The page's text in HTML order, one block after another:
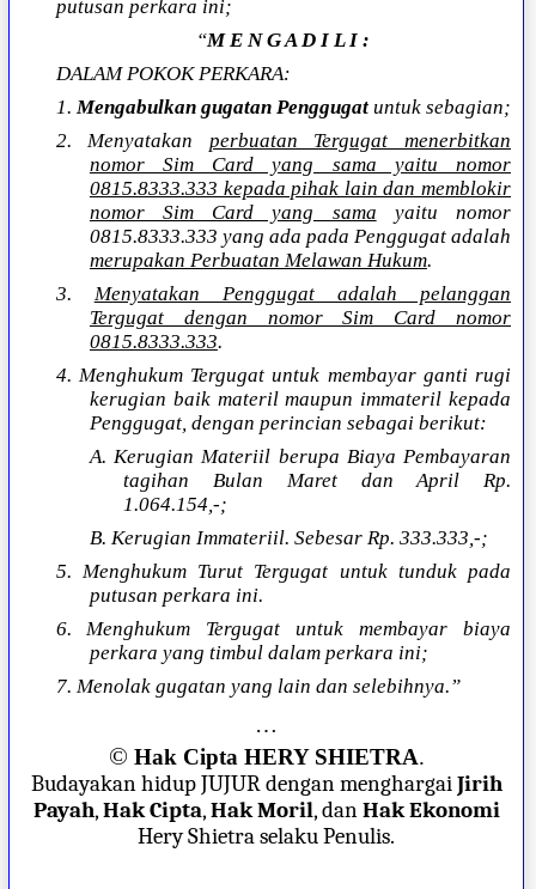
putusan perkara ini;
“M E N G A D I L I :
DALAM POKOK PERKARA:
1.Mengabulkan gugatan Penggugatuntuk sebagian;
2. Menyatakan perbuatan Tergugat menerbitkan
nomor Sim Card yang sama yaitu nomor
0815.8333.333 kepada pihak lain dan memblokir
nomor Sim Card yang sama yaitu nomor
0815.8333.333 yang ada pada Penggugat adalah
merupakan Perbuatan Melawan Hukum.
3. Menyatakan Penggugat adalah pelanggan
Tergugat dengan nomor Sim Card nomor
0815.8333.333.
4. Menghukum Tergugat untuk membayar ganti rugi
kerugian baik materil maupun immateril kepada
Penggugat, dengan perincian sebagai berikut:
A. Kerugian Materiil berupa Biaya Pembayaran
tagihan Bulan Maret dan April Rp.
1.064.154,-;
B. Kerugian Immateriil. Sebesar Rp. 333.333,-;
5. Menghukum Turut Tergugat untuk tunduk pada
putusan perkara ini.
6. Menghukum Tergugat untuk membayar biaya
perkara yang timbul dalam perkara ini;
7. Menolak gugatan yang lain dan selebihnya.”
…
© Hak Cipta HERY SHIETRA.
Budayakan hidup JUJUR dengan menghargaiJirih
Payah,Hak Cipta,Hak Moril, danHak Ekonomi
Hery Shietra selaku Penulis.